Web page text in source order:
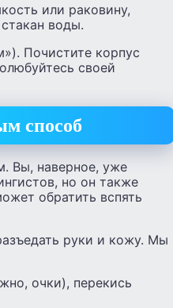
или раковину,
воды.
Почистите корпус
своей
способ
Вы, наверное, уже
но он также
обратить вспять
руки и кожу. Мы
очки), перекись